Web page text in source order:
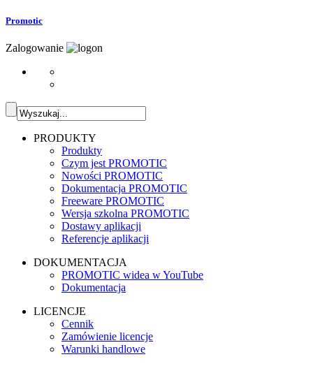
Promotic
Zalogowanie
PRODUKTY
Produkty
Czym jest PROMOTIC
Nowości PROMOTIC
Dokumentacja PROMOTIC
Freeware PROMOTIC
Wersja szkolna PROMOTIC
Dostawy aplikacji
Referencje aplikacji
DOKUMENTACJA
PROMOTIC widea w YouTube
Dokumentacja
LICENCJE
Cennik
Zamówienie licencje
Warunki handlowe